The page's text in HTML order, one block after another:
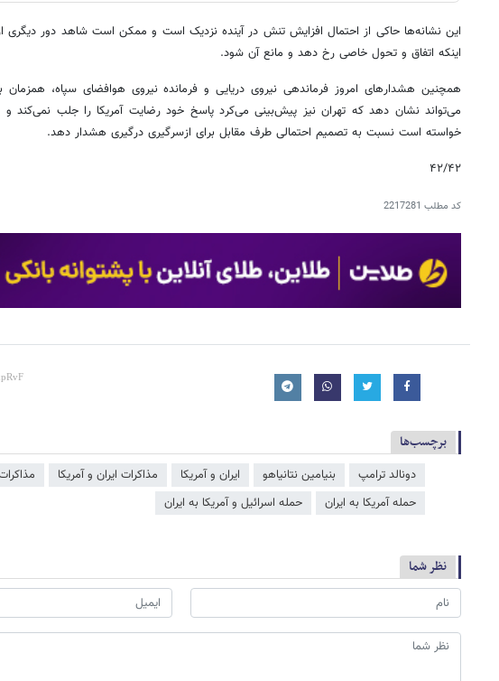
این نشانه‌ها حاکی از احتمال افزایش تنش در آینده نزدیک است و ممکن است شاهد دور دیگری
اینکه اتفاق و تحول خاصی رخ دهد و مانع آن شود.
همچنین هشدارهای امروز فرماندهی نیروی دریایی و فرمانده نیروی هوافضای سپاه، همزمان
می‌تواند نشان دهد که تهران نیز پیش‌بینی می‌کرد پاسخ خود رضایت آمریکا را جلب نمی‌کند و با
خواسته است نسبت به تصمیم احتمالی طرف مقابل برای ازسرگیری درگیری هشدار دهد.
۴۲/۴۲
کد مطلب 2217281
برچسب‌ها
دونالد ترامپ بنیامین نتانیاهو ایران و آمریکا مذاکرات ایران و آمریکا
حمله آمریکا به ایران
حمله اسرائیل و آمریکا به ایران
نظر شما